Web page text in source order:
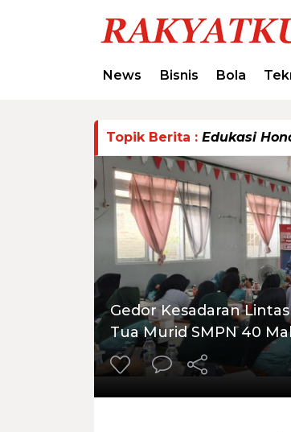
News Bisnis Bola
Topik Berita : Edukasi
Gedor Kesadaran
Tua Murid SMPN 40